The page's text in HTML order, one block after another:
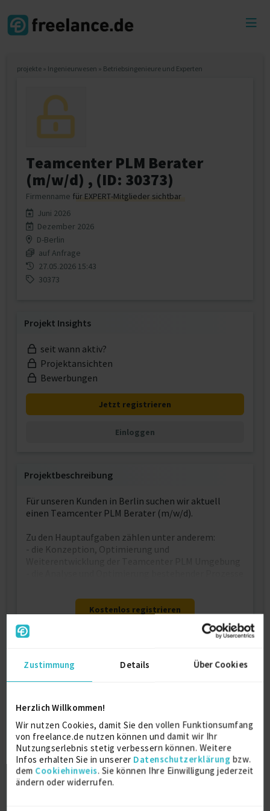
Zustimmung Details Über Cookies
Herzlich Willkommen!
Wir nutzen Cookies, damit Sie den vollen Funktionsumfang
von freelance.de nutzen können und damit wir Ihr
Nutzungserlebnis stetig verbessern können. Weitere
Infos erhalten Sie in unserer Datenschutzerklärung bzw.
dem Cookiehinweis. Sie können Ihre Einwilligung jederzeit
ändern oder widerrufen.
projekte » Ingenieurwesen » Betriebsingenieure und Experten
Teamcenter PLM Berater
(m/w/d) , (ID: 30373)
Firmenname für EXPERT-Mitglieder sichtbar
Juni 2026
Dezember 2026
D-Berlin
auf Anfrage
27.05.2026 15:43
30373
Projekt Insights
seit wann aktiv?
Projektansichten
Bewerbungen
Jetzt registrieren
Einloggen
Projektbeschreibung
Für unseren Kunden in Berlin suchen wir aktuell
einen Teamcenter PLM Berater (m/w/d).
Zu den Hauptaufgaben zählen unter anderem:
- die Konzeption, Optimierung und
Kostenlos registrieren
Kontaktdaten
Sie sich direkt auf dieses Projekt bewerben.
Ähnliche Projekte
Workday Berater (w/m…